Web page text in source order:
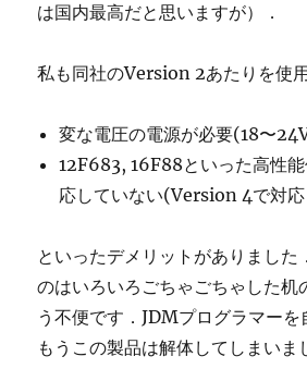
は国内最高だと思いますが）．
私も同社のVersion 2あたりを使
変な電圧の電源が必要(18〜
12F683, 16F88といった高性
応していない(Version 4で対
といったデメリットがありました
のはいろいろごちゃごちゃした机
う不便です．JDMプログラマーを
もうこの製品は解体してしまいま